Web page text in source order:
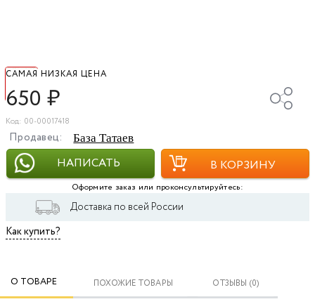
САМАЯ НИЗКАЯ ЦЕНА
650 ₽
Код: 00-00017418
Продавец: База Татаев
НАПИСАТЬ В КОРЗИНУ
Оформите заказ или проконсультируйтесь:
Доставка по всей России
Как купить?
О ТОВАРЕ ПОХОЖИЕ ТОВАРЫ ОТЗЫВЫ (0)